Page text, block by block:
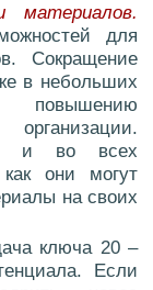
материалов.
для
Сокращение
в небольших
повышению
организации.
и во всех
они могут
на своих
ключа 20 –
Если